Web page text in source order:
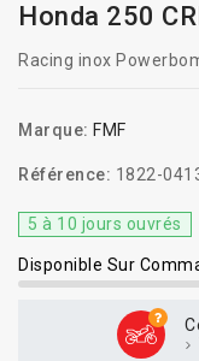
Honda 250
Racing inox
Marque: FMF
Référence: 1822-
5 à 10 jours ouvrés
Disponible Sur